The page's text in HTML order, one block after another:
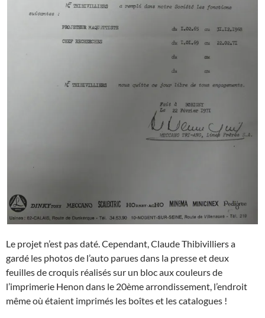
Le projet n’est pas daté. Cependant, Claude Thibivilliers a
gardé les photos de l’auto parues dans la presse et deux
feuilles de croquis réalisés sur un bloc aux couleurs de
l’imprimerie Henon dans le 20ème arrondissement, l’endroit
même où étaient imprimés les boîtes et les catalogues !